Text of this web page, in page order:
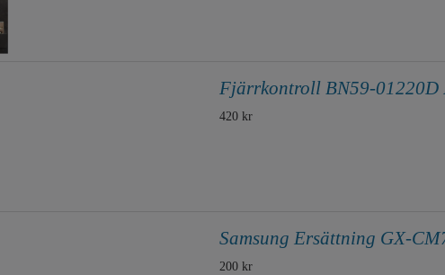
Fjärrkontroll BN59-01220D
420 kr
Samsung Ersättning GX-
200 kr